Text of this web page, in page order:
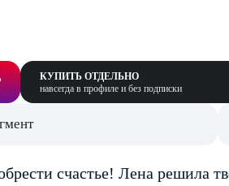
КУПИТЬ ОТДЕЛЬНО
навсегда в профиле и без подписки
счастье! Лена решила